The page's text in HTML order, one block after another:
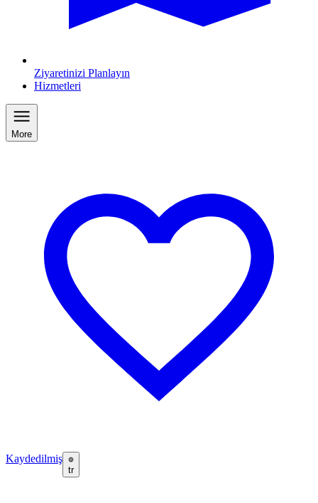
Ziyaretinizi Planlayın
Hizmetleri
More
Kaydedilmiş
tr